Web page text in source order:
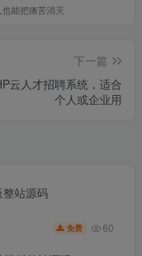
能把痛苦消灭
下一篇
云人才招聘系统，适合
个人或企业用
站源码
免费 60